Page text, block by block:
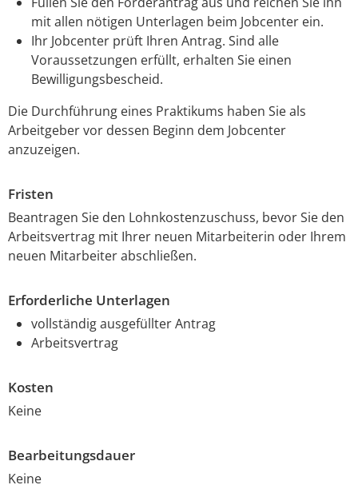
mit allen nötigen Unterlagen beim Jobcenter ein.
Ihr Jobcenter prüft Ihren Antrag. Sind alle
Voraussetzungen erfüllt, erhalten Sie einen
Bewilligungsbescheid.
Die Durchführung eines Praktikums haben Sie als
Arbeitgeber vor dessen Beginn dem Jobcenter
anzuzeigen.
Fristen
Beantragen Sie den Lohnkostenzuschuss, bevor Sie den
Arbeitsvertrag mit Ihrer neuen Mitarbeiterin oder Ihrem
neuen Mitarbeiter abschließen.
Erforderliche Unterlagen
vollständig ausgefüllter Antrag
Arbeitsvertrag
Kosten
Keine
Bearbeitungsdauer
Keine